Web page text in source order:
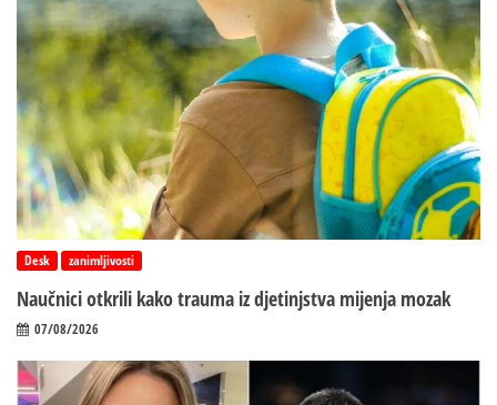
Desk zanimljivosti
Naučnici otkrili kako trauma iz d‌jetinjstva mijenja mozak
07/08/2026